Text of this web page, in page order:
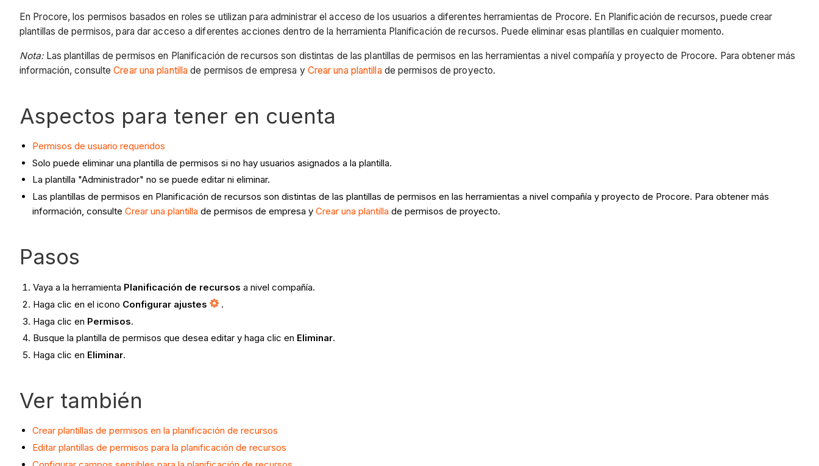
En Procore, los permisos basados en roles se utilizan para administrar el acceso de los usuarios a diferentes herramientas de Procore. En Planificación de recursos, puede crear
plantillas de permisos, para dar acceso a diferentes acciones dentro de la herramienta Planificación de recursos. Puede eliminar esas plantillas en cualquier momento.
Nota:Las plantillas de permisos en Planificación de recursos son distintas de las plantillas de permisos en las herramientas a nivel compañía y proyecto de Procore. Para obtener más
información, consulteCrear una plantilla de permisos de empresa y Crear una plantillade permisos de proyecto.
Aspectos para tener en cuenta
Permisos de usuario requeridos
Solo puede eliminar una plantilla de permisos si no hay usuarios asignados a la plantilla.
La plantilla "Administrador" no se puede editar ni eliminar.
Las plantillas de permisos en Planificación de recursos son distintas de las plantillas de permisos en las herramientas a nivel compañía y proyecto de Procore. Para obtener más
información, consulte Crear una plantilla de permisos de empresa y Crear una plantilla de permisos de proyecto.
Pasos
Vaya a la herramienta Planificación de recursos a nivel compañía.
Haga clic en el icono Configurar ajustes
.
Haga clic en Permisos.
Busque la plantilla de permisos que desea editar y haga clic en Eliminar.
Haga clic en Eliminar.
Ver también
Crear plantillas de permisos en la planificación de recursos
Editar plantillas de permisos para la planificación de recursos